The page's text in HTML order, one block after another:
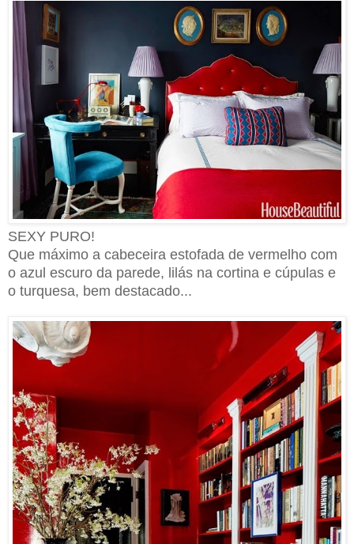
SEXY PURO!
Que máximo a cabeceira estofada de vermelho com
o azul escuro da parede, lilás na cortina e cúpulas e
o turquesa, bem destacado...